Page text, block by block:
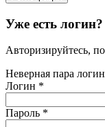
Уже есть логин?
Авторизируйтесь,
Неверная пара
Логин *
Пароль *